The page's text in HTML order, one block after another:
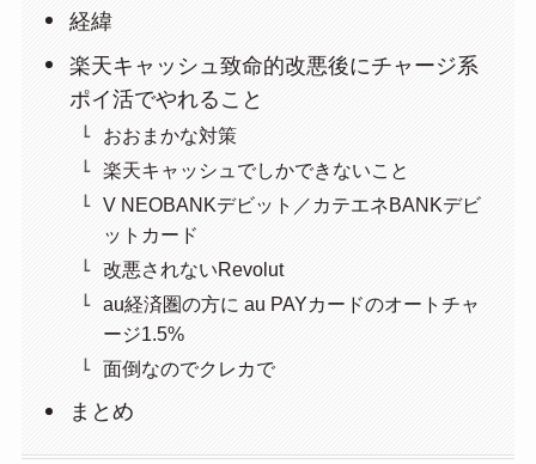
経緯
楽天キャッシュ致命的改悪後にチャージ系
ポイ活でやれること
おおまかな対策
楽天キャッシュでしかできないこと
V NEOBANKデビット／カテエネBANKデビ
ットカード
改悪されないRevolut
au経済圏の方に au PAYカードのオートチャ
ージ1.5%
面倒なのでクレカで
まとめ